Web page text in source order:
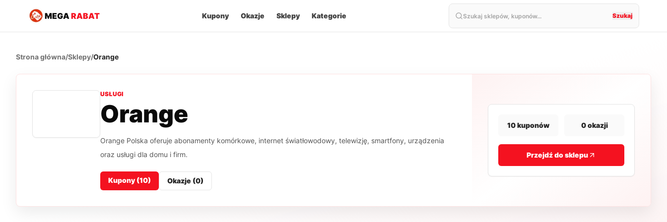
MEGARABAT Kupony Okazje Sklepy Kategorie Szukaj
Strona główna/Sklepy/Orange
USŁUGI
Orange
Orange Polska oferuje abonamenty komórkowe, internet światłowodowy, telewizję, smartfony, urządzenia
oraz usługi dla domu i firm.
Kupony (10) Okazje (0)
10kuponów 0okazji
Przejdź do sklepu